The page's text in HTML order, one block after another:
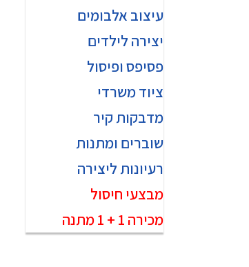
עיצוב אלבומים
יצירה לילדים
פסיפס ופיסול
ציוד משרדי
מדבקות קיר
שוברים ומתנות
מבצעי חיסול
רעיונות ליצירה
מכירה 1 + 1 מתנה